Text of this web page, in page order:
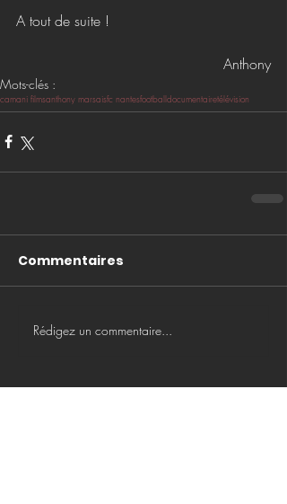
A tout de suite !
Anthony
Mots-clés :
camani filmsanthony marsaisfc nantesfootballdocumentairetélévision
Commentaires
Rédigez un commentaire...